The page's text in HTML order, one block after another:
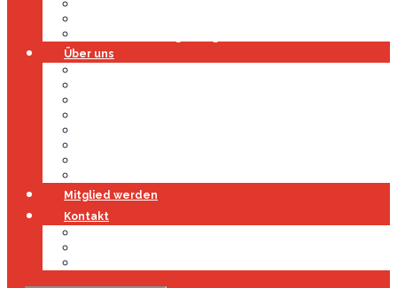
Über uns
Mitglied werden
Kontakt